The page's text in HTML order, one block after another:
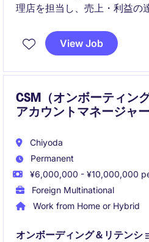
理店を担当し、売上・利益の
探索し、成長戦略の実行とビ
す。
View Job
CSM（オンボーティン
アカウントマネージャー
Chiyoda
Permanent
¥6,000,000 - ¥10,000,000
Foreign Multinational
Work from Home or Hybrid
オンボーディング＆リテンシ